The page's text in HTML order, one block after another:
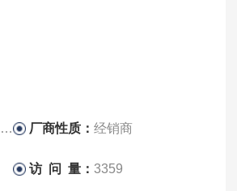
厂商性质：经销商
访 问 量：3359